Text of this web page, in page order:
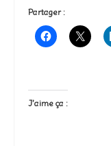
Partager :
J’aime ça :